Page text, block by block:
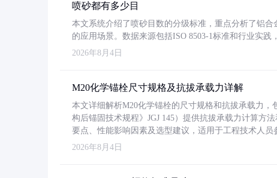
喷砂都有多少目
本文系统介绍了喷砂目数的分级标准，重点分析了铝
的应用场景。数据来源包括ISO 8503-1标准和行业实践
2026年8月4日
M20化学锚栓尺寸规格及抗拔承载力详解
本文详细解析M20化学锚栓的尺寸规格和抗拔承载力
构后锚固技术规程》JGJ 145）提供抗拔承载力计算方
要点、性能影响因素及选型建议，适用于工程技术人员
2026年8月4日